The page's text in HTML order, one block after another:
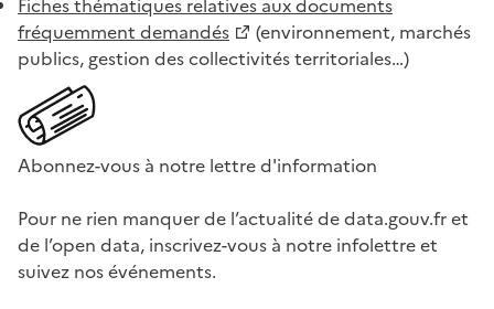
fréquemment demandés
(environnement, marchés
publics, gestion des collectivités territoriales…)
Abonnez-vous à notre lettre d'information
Pour ne rien manquer de l’actualité de data.gouv.fr et
de l’open data, inscrivez-vous à notre infolettre et
suivez nos événements.